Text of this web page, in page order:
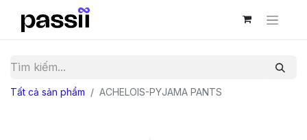
Tất cả sản phẩm ACHELOIS-PYJAMA PANTS